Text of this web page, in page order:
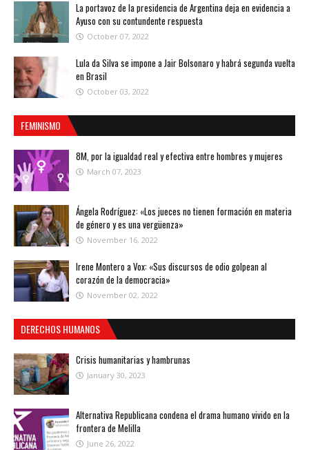
La portavoz de la presidencia de Argentina deja en evidencia a
Ayuso con su contundente respuesta
October 07, 2022
Lula da Silva se impone a Jair Bolsonaro y habrá segunda vuelta
en Brasil
October 03, 2022
FEMINISMO
8M, por la igualdad real y efectiva entre hombres y mujeres
March 07, 2023
Ángela Rodríguez: «Los jueces no tienen formación en materia
de género y es una vergüenza»
November 16, 2022
Irene Montero a Vox: «Sus discursos de odio golpean al
corazón de la democracia»
November 02, 2022
DERECHOS HUMANOS
Crisis humanitarias y hambrunas
January 30, 2023
Alternativa Republicana condena el drama humano vivido en la
frontera de Melilla
June 26, 2022